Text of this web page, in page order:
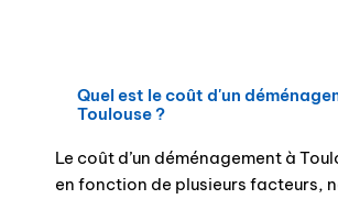
Quel est le coût d'un
Toulouse ?
Le coût d’un déménagement à
en fonction de plusieurs facteurs,